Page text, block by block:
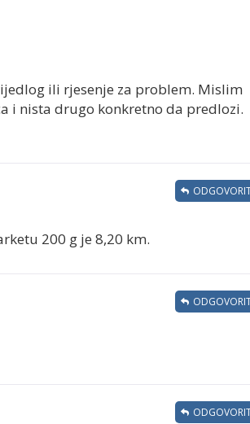
ili rjesenje za problem. Mislim
i nista drugo konkretno da predlozi.
200 g je 8,20 km.